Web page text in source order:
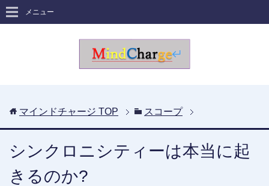
メニュー
マインドチャージ TOP スコープ
シンクロニシティーは本当に起
きるのか?